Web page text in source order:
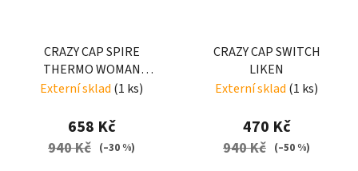
CRAZY CAP SPIRE
THERMO WOMAN
WOMAN SELFIE
Externí sklad (1 ks)
658 Kč
940 Kč (–30 %)
CRAZY CAP SWITCH
LIKEN
Externí sklad (1 ks)
470 Kč
940 Kč (–50 %)